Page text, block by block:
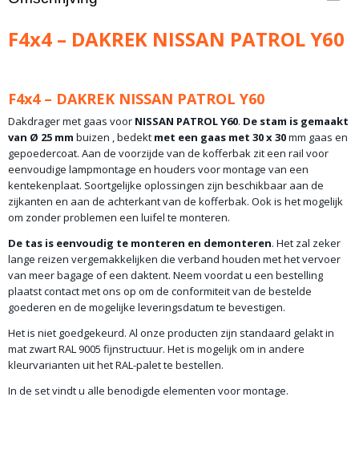
N/B
31,00 Kg
F4x4 – DAKREK NISSAN PATROL Y60
F4x4 – DAKREK NISSAN PATROL Y60
Dakdrager met gaas voor NISSAN PATROL Y60. De stam is gemaakt
van Ø 25 mm buizen , bedekt met een gaas met 30 x 30mm gaas en
gepoedercoat. Aan de voorzijde van de kofferbak zit een rail voor
eenvoudige lampmontage en houders voor montage van een
kentekenplaat. Soortgelijke oplossingen zijn beschikbaar aan de
zijkanten en aan de achterkant van de kofferbak. Ook is het mogelijk
om zonder problemen een luifel te monteren.
De tas is eenvoudig te monteren en demonteren. Het zal zeker
lange reizen vergemakkelijken die verband houden met het vervoer
van meer bagage of een daktent. Neem voordat u een bestelling
plaatst contact met ons op om de conformiteit van de bestelde
goederen en de mogelijke leveringsdatum te bevestigen.
Het is niet goedgekeurd. Al onze producten zijn standaard gelakt in
mat zwart RAL 9005 fijnstructuur. Het is mogelijk om in andere
kleurvarianten uit het RAL-palet te bestellen.
In de set vindt u alle benodigde elementen voor montage.